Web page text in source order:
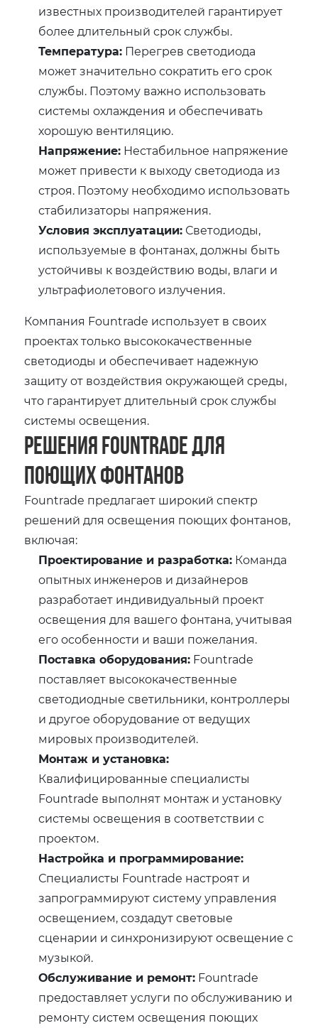
известных производителей гарантирует
более длительный срок службы.
Температура: Перегрев светодиода
может значительно сократить его срок
службы. Поэтому важно использовать
системы охлаждения и обеспечивать
хорошую вентиляцию.
Напряжение: Нестабильное напряжение
может привести к выходу светодиода из
строя. Поэтому необходимо использовать
стабилизаторы напряжения.
Условия эксплуатации: Светодиоды,
используемые в фонтанах, должны быть
устойчивы к воздействию воды, влаги и
ультрафиолетового излучения.
Компания Fountrade использует в своих
проектах только высококачественные
светодиоды и обеспечивает надежную
защиту от воздействия окружающей среды,
что гарантирует длительный срок службы
системы освещения.
Решения Fountrade для
поющих фонтанов
Fountrade предлагает широкий спектр
решений для освещения поющих фонтанов,
включая:
Проектирование и разработка: Команда
опытных инженеров и дизайнеров
разработает индивидуальный проект
освещения для вашего фонтана, учитывая
его особенности и ваши пожелания.
Поставка оборудования: Fountrade
поставляет высококачественные
светодиодные светильники, контроллеры
и другое оборудование от ведущих
мировых производителей.
Монтаж и установка:
Квалифицированные специалисты
Fountrade выполнят монтаж и установку
системы освещения в соответствии с
проектом.
Настройка и программирование:
Специалисты Fountrade настроят и
запрограммируют систему управления
освещением, создадут световые
сценарии и синхронизируют освещение с
музыкой.
Обслуживание и ремонт: Fountrade
предоставляет услуги по обслуживанию и
ремонту систем освещения поющих